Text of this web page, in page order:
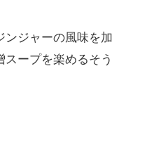
ンジャーの風味を加
スープを楽めるそう